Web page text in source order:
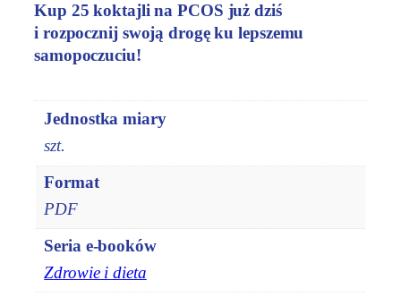
s
ó
w
c
Kup 25 koktajli na PCOS już dziś
i rozpocznij swoją drogę ku lepszemu
samopoczuciu!
Jednostka miary
szt.
Format
PDF
Seria e-booków
Zdrowie i dieta